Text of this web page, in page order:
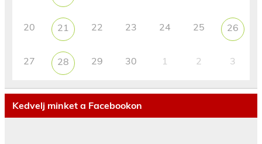
20 21 22 23 24 25 26
27 28 29 30 1 2 3
Kedvelj minket a Facebookon